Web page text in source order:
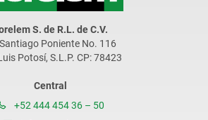
S. de R.L. de C.V.
Poniente No. 116
Potosí, S.L.P. CP: 78423
Central
+52 444 454 36 – 50